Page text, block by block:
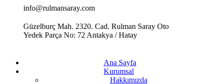
info@rulmansaray.com
Güzelburç Mah. 2320. Cad. Rulman Saray Oto
Yedek Parça No: 72 Antakya / Hatay
Ana Sayfa
Kurumsal
Hakkımızda